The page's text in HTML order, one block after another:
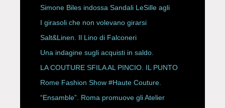
HAUTE COUTURE
Simone Biles indossa Sandali LeSille agli
ESPY Awards 2026
I girasoli che non volevano girarsi
Salt&Linen. Il Lino di Falconeri
Una indagine sugli acquisti in saldo.
LA COUTURE SFILA AL PINCIO. IL PUNTO
CON ALESSANDRO ONORATO E
ROBERTA ANGELILLI
Rome Fashion Show #Haute Couture.
“Ensamble”. Roma promuove gli Atelier